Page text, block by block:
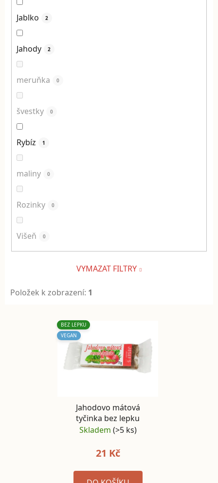
Jablko 2
Jahody 2
meruňka 0
švestky 0
Rybíz 1
maliny 0
Rozinky 0
Višeň 0
VYMAZAT FILTRY
Položek k zobrazení: 1
Výpis produktů
BEZ LEPKU
VEGAN
Jahodovo mátová
tyčinka bez lepku
Skladem (>5 ks)
21 Kč